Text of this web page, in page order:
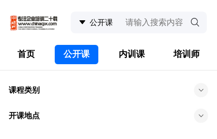
首页 公开课 内训课 培训师
课程类别
开课地点